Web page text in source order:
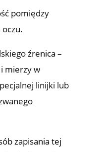
pomiędzy
źrenica –
mierzy w
linijki lub
zapisania tej